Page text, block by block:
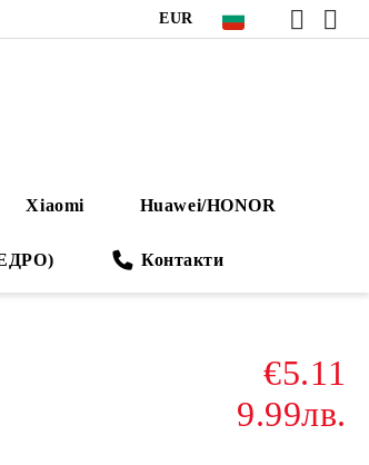
EUR
Xiaomi Huawei/HONOR
Контакти
€5.11
9.99лв.